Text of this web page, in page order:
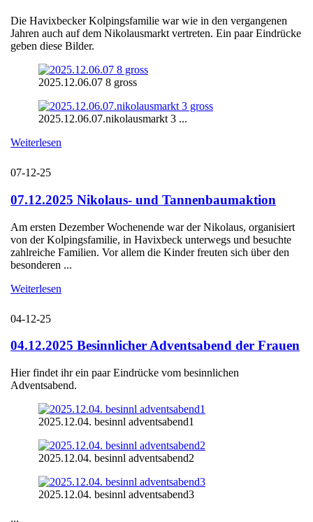
Die Havixbecker Kolpingsfamilie war wie in den vergangenen
Jahren auch auf dem Nikolausmarkt vertreten. Ein paar Eindrücke
geben diese Bilder.
2025.12.06.07 8 gross
2025.12.06.07.nikolausmarkt 3 ...
Weiterlesen
07-12-25
07.12.2025 Nikolaus- und Tannenbaumaktion
Am ersten Dezember Wochenende war der Nikolaus, organisiert
von der Kolpingsfamilie, in Havixbeck unterwegs und besuchte
zahlreiche Familien. Vor allem die Kinder freuten sich über den
besonderen ...
Weiterlesen
04-12-25
04.12.2025 Besinnlicher Adventsabend der Frauen
Hier findet ihr ein paar Eindrücke vom besinnlichen
Adventsabend.
2025.12.04. besinnl adventsabend1
2025.12.04. besinnl adventsabend2
2025.12.04. besinnl adventsabend3
...